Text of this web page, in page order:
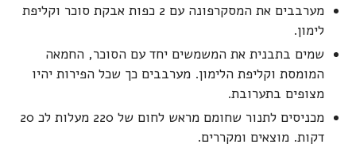
מערבבים את המסקרפונה עם 2 כפות אבקת סוכר וקליפת
לימון.
שמים בתבנית את המשמשים יחד עם הסוכר, החמאה
המומסת וקליפת הלימון. מערבבים כך שכל הפירות יהיו
מצופים בתערובת.
מכניסים לתנור שחומם מראש לחום של 220 מעלות לכ 20
דקות. מוצאים ומקררים.